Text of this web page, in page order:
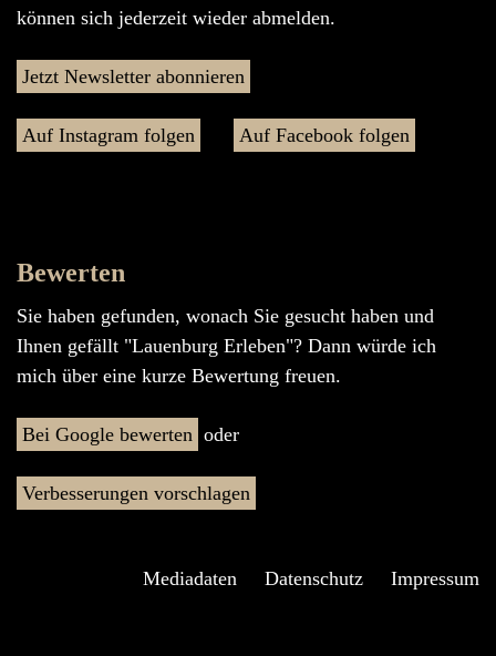
können sich jederzeit wieder abmelden.
Jetzt Newsletter abonnieren
Auf Instagram folgen Auf Facebook folgen
Bewerten
Sie haben gefunden, wonach Sie gesucht haben und
Ihnen gefällt "Lauenburg Erleben"? Dann würde ich
mich über eine kurze Bewertung freuen.
Bei Google bewerten oder
Verbesserungen vorschlagen
Mediadaten Datenschutz Impressum